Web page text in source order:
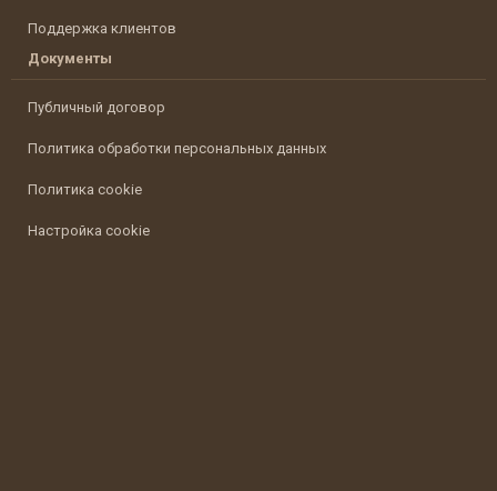
Поддержка клиентов
Документы
Публичный договор
Политика обработки персональных данных
Политика cookie
Настройка cookie